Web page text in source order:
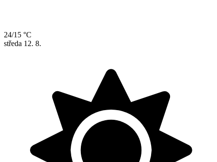
24/15 °C
středa 12. 8.